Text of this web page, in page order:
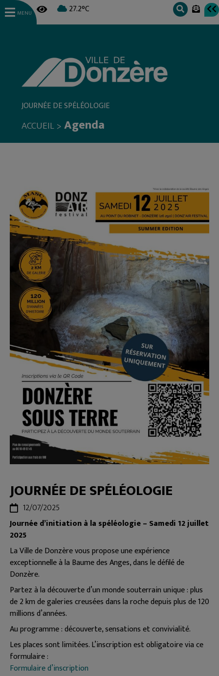
27.2°C
MENU
JOURNÉE DE SPÉLÉOLOGIE
ACCUEIL>Agenda
JOURNÉE DE SPÉLÉOLOGIE
12/07/2025
Journée d’initiation à la spéléologie – Samedi 12 juillet
2025
La Ville de Donzère vous propose une expérience
exceptionnelle à la Baume des Anges, dans le défilé de
Donzère.
Partez à la découverte d’un monde souterrain unique : plus
de 2 km de galeries creusées dans la roche depuis plus de 120
millions d’années.
Au programme : découverte, sensations et convivialité.
Les places sont limitées. L’inscription est obligatoire via ce
formulaire :
Formulaire d’inscription